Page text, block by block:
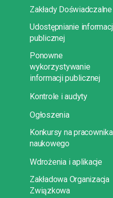
Zakłady Doświadczalne
Udostępnianie
publicznej
Ponowne
wykorzystywanie
informacji publicznej
Kontrole i audyty
Ogłoszenia
Konkursy na pracownika
naukowego
Wdrożenia i aplikacje
Zakładowa Organizacja
Związkowa